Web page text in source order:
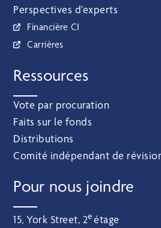
Perspectives d’experts
Financière CI
Carrières
Ressources
Vote par procuration
Faits sur le fonds
Distributions
Comité indépendant de
Pour nous joindre
15, York Street, 2eétage